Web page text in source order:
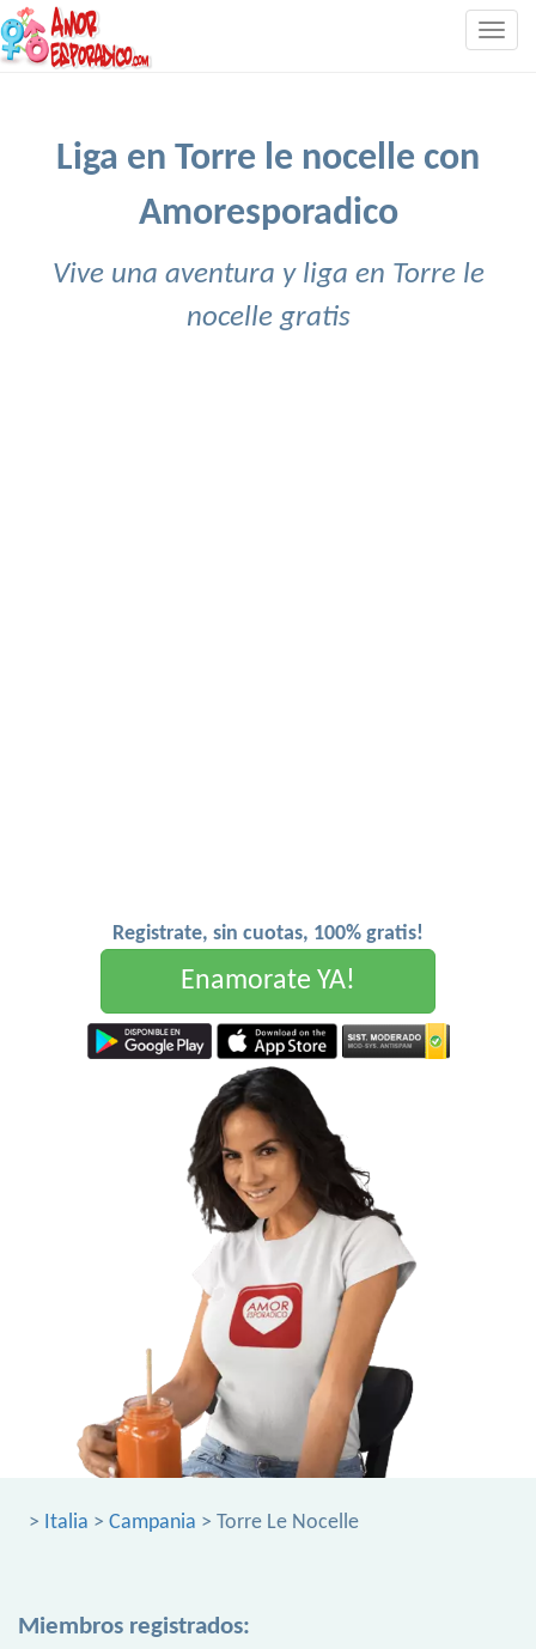
Liga en Torre le nocelle con
Amoresporadico
Vive una aventura y liga en Torre le
nocelle gratis
Registrate, sin cuotas, 100% gratis!
Enamorate YA!
> Italia > Campania > Torre Le Nocelle
Miembros registrados: